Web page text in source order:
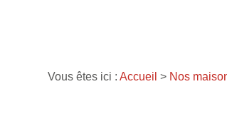
Vous êtes ici :Accueil > Nos